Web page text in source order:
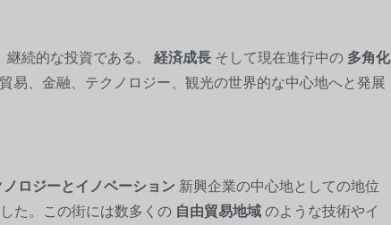
続的な投資である。 経済成長 そして現在進行中の 多角化
易、金融、テクノロジー、観光の世界的な中心地へと発展
ノロジーとイノベーション 新興企業の中心地としての地位
た。この街には数多くの 自由貿易地域のような技術やイ